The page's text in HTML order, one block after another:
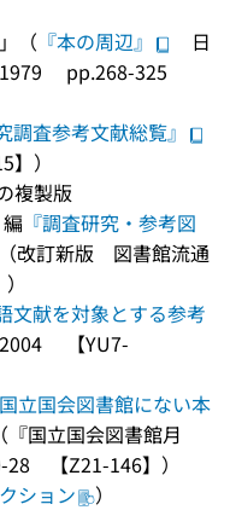
（ 『本の周辺』
日
1979 pp.268-325
調査参考文献総覧』
）
複製版
『調査研究・参考図
（改訂新版 図書館流通
文献を対象とする参考
2004 【YU7-
国立国会図書館にない本
（『国立国会図書館月
【Z21-146】）
ション ）